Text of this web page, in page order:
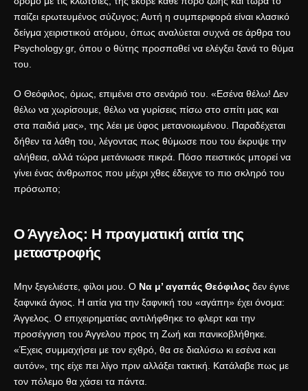
παίζει ερωτευμένος σύζυγος; Αυτή η συμπεριφορά είναι κλασικό
δείγμα χειριστικού ατόμου, όπως αναλύεται συχνά σε άρθρα του
Psychology.gr, όπου ο θύτης προσπαθεί να ελέγξει ξανά το θύμα
του.
Ο Θεόφιλος, όμως, επιμένει στο σενάριό του. «Εσένα θέλω! Δεν
θέλω να χωρίσουμε, θέλω να γυρίσεις πίσω στο σπίτι μας και
στα παιδιά μας», της λέει με ύφος μετανοιωμένου. Παραδέχεται
δήθεν τα λάθη του, λέγοντας πως θύμωσε που του έκρυψε την
αλήθεια, αλλά τώρα μετάνιωσε πικρά. Πόσο πειστικός μπορεί να
γίνει ένας άνθρωπος που μέχρι χθες έδειχνε το πιο σκληρό του
πρόσωπο;
Ο Άγγελος: Η πραγματική αιτία της
μεταστροφής
Μην ξεγελιέστε, φίλοι μου. Ο Να μ’ αγαπάς Θεόφιλος δεν έγινε
ξαφνικά άγιος. Η αιτία για την ξαφνική του «αγάπη» έχει όνομα:
Άγγελος. Ο επιχειρηματίας αντιλήφθηκε το φλερτ και την
προσέγγιση του Άγγελου προς τη Ζωή και πανικοβλήθηκε.
«Έχεις συμμαχήσει με τον εχθρό, θα σε διαλύσω κι εσένα και
αυτόν», της είχε πει λίγο πριν αλλάξει τακτική. Κατάλαβε πως με
τον πόλεμο θα χάσει τα πάντα.